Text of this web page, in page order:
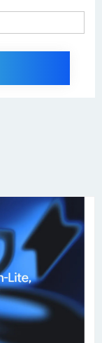
/レポーティング
・AIエージェン